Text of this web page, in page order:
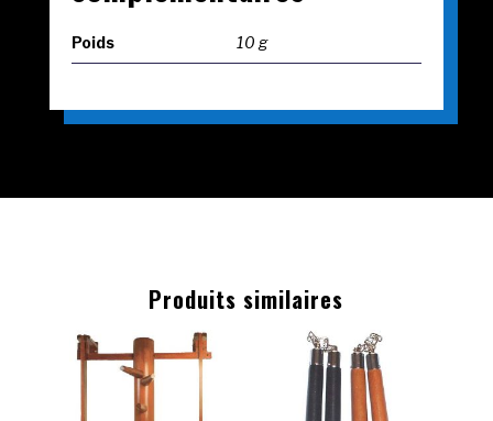
Poids 10 g
Produits similaires